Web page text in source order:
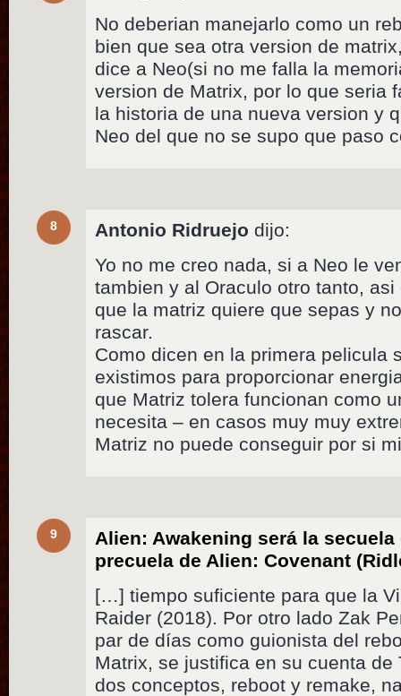
No deberian manejarlo como un
bien que sea otra version de
dice a Neo(si no me falla la
version de Matrix, por lo que seria
la historia de una nueva version y
Neo del que no se supo que paso
8 Antonio Ridruejo dijo:
Yo no me creo nada, si a Neo le
tambien y al Oraculo otro tanto,
que la matriz quiere que sepas y
rascar.
Como dicen en la primera pelicula
existimos para proporcionar
que Matriz tolera funcionan como
necesita – en casos muy muy
Matriz no puede conseguir por si
9
Alien: Awakening será la
precuela de Alien: Covenant
[…] tiempo suficiente para que la
Raider (2018). Por otro lado Zak
par de días como guionista del
Matrix, se justifica en su cuenta
dos conceptos, reboot y remake,